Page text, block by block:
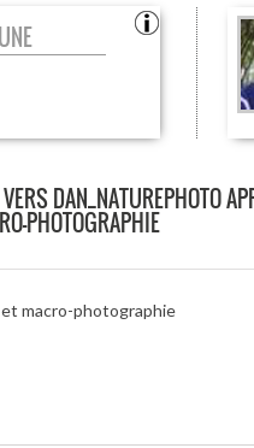
DAN_NATUREPHOTO
PHOTOGRAPHIE
macro-photographie